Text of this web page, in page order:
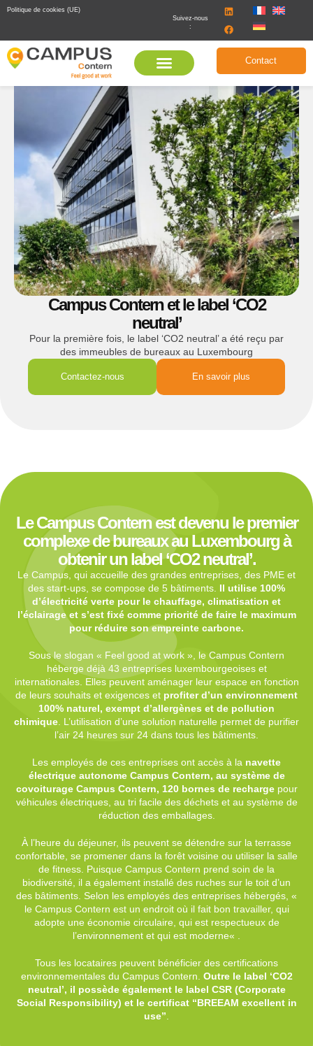
Politique de cookies (UE)
Suivez-nous
:
Contact
Campus Contern et le label ‘CO2
neutral’
Pour la première fois, le label ‘CO2 neutral’ a été reçu par
des immeubles de bureaux au Luxembourg
Contactez-nous En savoir plus
Le Campus Contern est devenu le premier
complexe de bureaux au Luxembourg à
obtenir un label ‘CO2 neutral’.
Le Campus, qui accueille des grandes entreprises, des PME et
des start-ups, se compose de 5 bâtiments. Il utilise 100%
d’électricité verte pour le chauffage, climatisation et
l’éclairage et s’est fixé comme priorité de faire le maximum
pour réduire son empreinte carbone.
Sous le slogan « Feel good at work », le Campus Contern
héberge déjà 43 entreprises luxembourgeoises et
internationales. Elles peuvent aménager leur espace en fonction
de leurs souhaits et exigences et profiter d’un environnement
100% naturel, exempt d’allergènes et de pollution
chimique . L’utilisation d’une solution naturelle permet de purifier
l’air 24 heures sur 24 dans tous les bâtiments.
Les employés de ces entreprises ont accès à la navette
électrique autonome Campus Contern, au système de
covoiturage Campus Contern, 120 bornes de rechargepour
véhicules électriques, au tri facile des déchets et au système de
réduction des emballages.
À l’heure du déjeuner, ils peuvent se détendre sur la terrasse
confortable, se promener dans la forêt voisine ou utiliser la salle
de fitness. Puisque Campus Contern prend soin de la
biodiversité, il a également installé des ruches sur le toit d’un
des bâtiments. Selon les employés des entreprises hébergés, «
le Campus Contern est un endroit où il fait bon travailler, qui
adopte une économie circulaire, qui est respectueux de
l’environnement et qui est moderne« .
Tous les locataires peuvent bénéficier des certifications
environnementales du Campus Contern. Outre le label ‘CO2
neutral’, il possède également le label CSR (Corporate
Social Responsibility) et le certificat “BREEAM excellent in
use”